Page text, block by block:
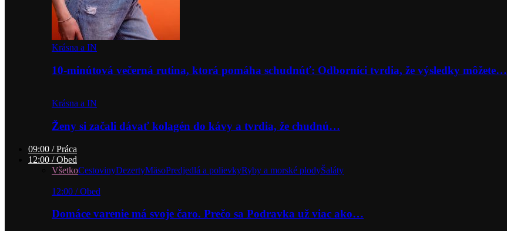
Krásna a IN
10-minútová večerná rutina, ktorá pomáha schudnúť: Odborníci tvrdia, že výsledky môžete…
Krásna a IN
Ženy si začali dávať kolagén do kávy a tvrdia, že chudnú…
09:00 / Práca
12:00 / Obed
VšetkoCestovinyDezertyMäsoPredjedlá a polievkyRyby a morské plodyŠaláty
12:00 / Obed
Domáce varenie má svoje čaro. Prečo sa Podravka už viac ako…